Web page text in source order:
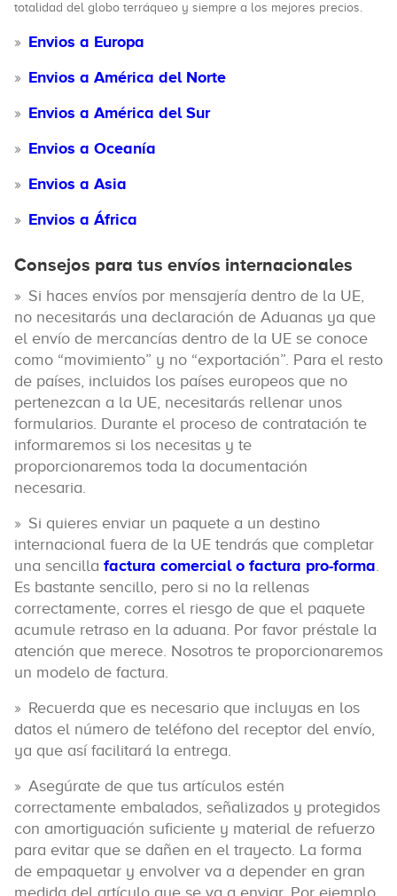
totalidad del globo terráqueo y siempre a los mejores precios.
Envios a Europa
Envios a América del Norte
Envios a América del Sur
Envios a Oceanía
Envios a Asia
Envios a África
Consejos para tus envíos internacionales
Si haces envíos por mensajería dentro de la UE,
no necesitarás una declaración de Aduanas ya que
el envío de mercancías dentro de la UE se conoce
como “movimiento” y no “exportación”. Para el resto
de países, incluidos los países europeos que no
pertenezcan a la UE, necesitarás rellenar unos
formularios. Durante el proceso de contratación te
informaremos si los necesitas y te
proporcionaremos toda la documentación
necesaria.
Si quieres enviar un paquete a un destino
internacional fuera de la UE tendrás que completar
una sencilla factura comercial o factura pro-forma.
Es bastante sencillo, pero si no la rellenas
correctamente, corres el riesgo de que el paquete
acumule retraso en la aduana. Por favor préstale la
atención que merece. Nosotros te proporcionaremos
un modelo de factura.
Recuerda que es necesario que incluyas en los
datos el número de teléfono del receptor del envío,
ya que así facilitará la entrega.
Asegúrate de que tus artículos estén
correctamente embalados, señalizados y protegidos
con amortiguación suficiente y material de refuerzo
para evitar que se dañen en el trayecto. La forma
de empaquetar y envolver va a depender en gran
medida del artículo que se va a enviar. Por ejemplo,